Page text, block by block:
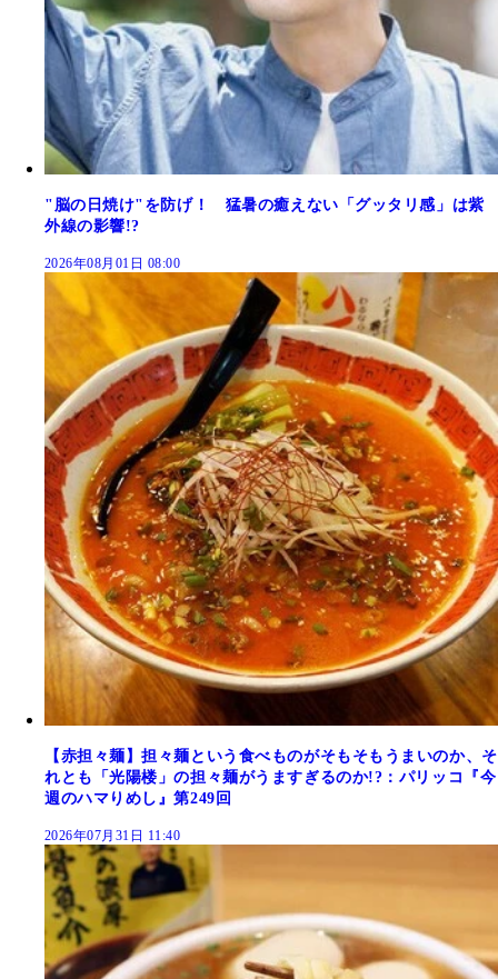
"脳の日焼け"を防げ！ 猛暑の癒えない「グッタリ感」は紫
外線の影響!?
2026年08月01日 08:00
【赤担々麺】担々麺という食べものがそもそもうまいのか、そ
れとも「光陽楼」の担々麺がうますぎるのか!?：パリッコ『今
週のハマりめし』第249回
2026年07月31日 11:40